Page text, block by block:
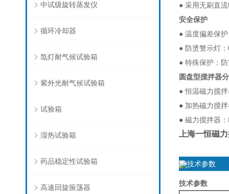
中试级旋转蒸发仪
循环冷却器
氙灯耐气候试验箱
紫外光耐气候试验箱
试验箱
湿热试验箱
药品稳定性试验箱
高速回旋振荡器
● 采用无刷直
安全保护
● 温度偏差保
● 防烫警示灯：
● 特殊保护：
圆盘型搅拌器
● 恒温磁力搅
● 加热磁力搅
● 磁力搅拌器：
上海一恒磁
技术参数
技术参数